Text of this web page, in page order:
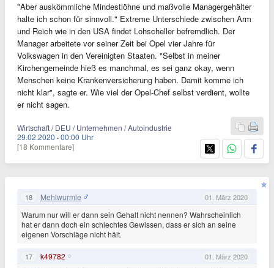
"Aber auskömmliche Mindestlöhne und maßvolle Managergehälter
halte ich schon für sinnvoll." Extreme Unterschiede zwischen Arm
und Reich wie in den USA findet Lohscheller befremdlich. Der
Manager arbeitete vor seiner Zeit bei Opel vier Jahre für
Volkswagen in den Vereinigten Staaten. "Selbst in meiner
Kirchengemeinde hieß es manchmal, es sei ganz okay, wenn
Menschen keine Krankenversicherung haben. Damit komme ich
nicht klar", sagte er. Wie viel der Opel-Chef selbst verdient, wollte
er nicht sagen.
Wirtschaft / DEU / Unternehmen / Autoindustrie
29.02.2020 ·00:00 Uhr
[18 Kommentare]
18 Mehlwurmle 01. März 2020
Warum nur will er dann sein Gehalt nicht nennen? Wahrscheinlich
hat er dann doch ein schlechtes Gewissen, dass er sich an seine
eigenen Vorschläge nicht hält.
17 k49782 01. März 2020